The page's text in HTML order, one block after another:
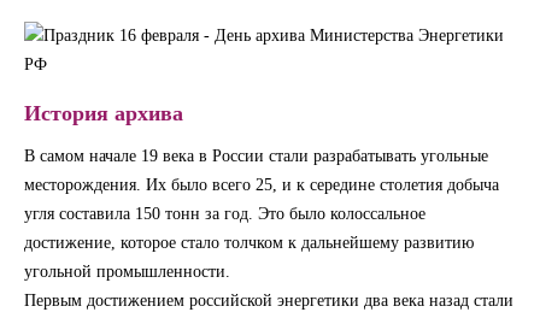
История архива
В самом начале 19 века в России стали разрабатывать угольные
месторождения. Их было всего 25, и к середине столетия добыча
угля составила 150 тонн за год. Это было колоссальное
достижение, которое стало толчком к дальнейшему развитию
угольной промышленности.
Первым достижением российской энергетики два века назад стали